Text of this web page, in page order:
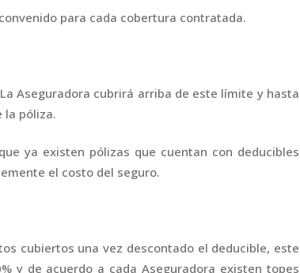
para cada cobertura contratada.
Aseguradora cubrirá arriba de este límite y hasta
la póliza.
ya existen pólizas que cuentan con deducibles
el costo del seguro.
cubiertos una vez descontado el deducible, este
y de acuerdo a cada Aseguradora existen topes